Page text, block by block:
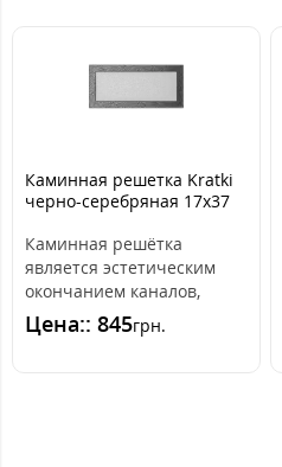
Каминная решетка Kratki
черно-серебряная 17x37
Каминная решётка
является эстетическим
окончанием каналов,
распределяющих горячий
воздух из камина. ..
Цена:: 845грн.